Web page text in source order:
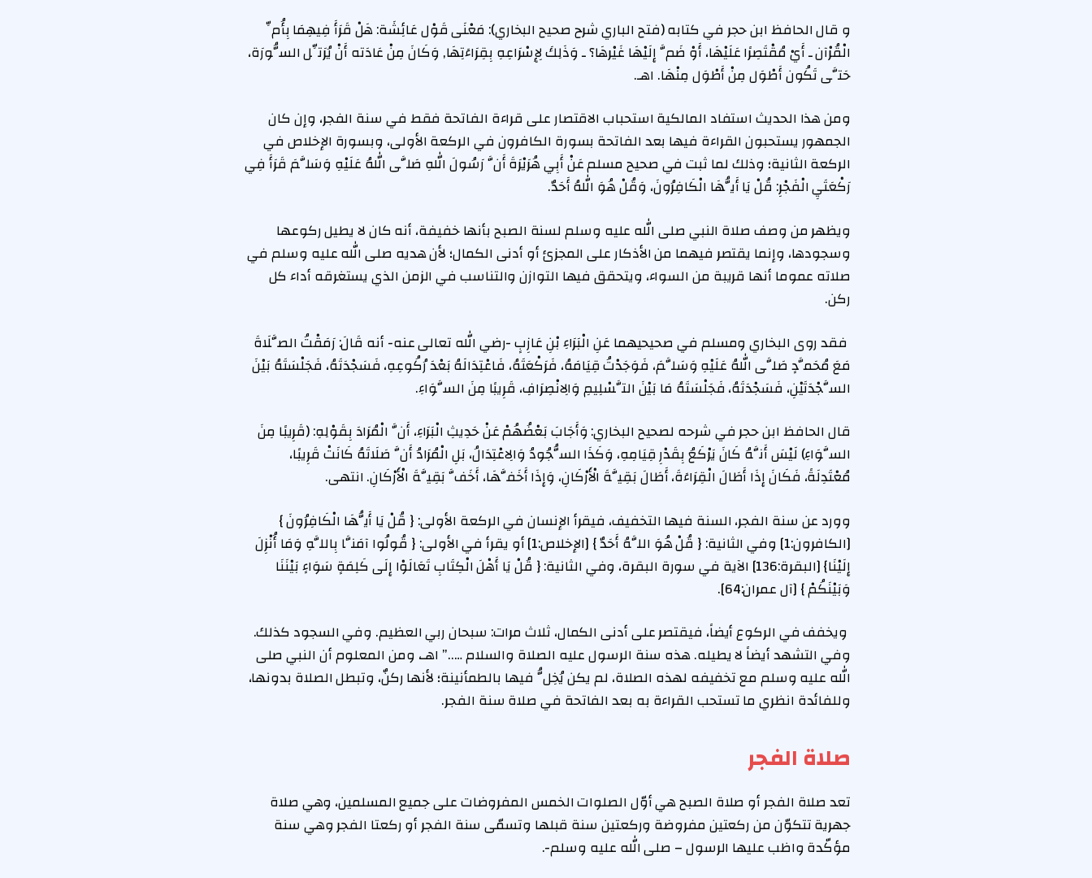
و قال الحافظ ابن حجر في كتابه (فتح الباري شرح صحيح البخاري): مَعْنَى قَوْل عَائِشَة: هَلْ قَرَأَ فِيهِمَا بِأُمِّ
الْقُرْآن ـ أَيْ مُقْتَصِرًا عَلَيْهَا، أَوْ ضَمَّ إِلَيْهَا غَيْرهَا؟ ـ وَذَلِكَ لِإِسْرَاعِهِ بِقِرَاءَتِهَا, وَكَانَ مِنْ عَادَته أَنْ يُرَتِّل السُّورَة،
حَتَّى تَكُون أَطْوَل مِنْ أَطْوَل مِنْهَا. اهـ.
ومن هذا الحديث استفاد المالكية استحباب الاقتصار على قراءة الفاتحة فقط في سنة الفجر، وإن كان
الجمهور يستحبون القراءة فيها بعد الفاتحة بسورة الكافرون في الركعة الأولى، وبسورة الإخلاص في
الركعة الثانية؛ وذلك لما ثبت في صحيح مسلم عَنْ أَبِي هُرَيْرَةَ أَنَّ رَسُولَ اللهِ صَلَّى اللهُ عَلَيْهِ وَسَلَّمَ قَرَأَ فِي
رَكْعَتَيِ الْفَجْرِ: قُلْ يَا أَيُّهَا الْكَافِرُونَ، وَقُلْ هُوَ اللهُ أَحَدٌ.
ويظهر من وصف صلاة النبي صلى الله عليه وسلم لسنة الصبح بأنها خفيفة، أنه كان لا يطيل ركوعها
وسجودها، وإنما يقتصر فيهما من الأذكار على المجزئ أو أدنى الكمال؛ لأن هديه صلى الله عليه وسلم في
صلاته عموما أنها قريبة من السواء، ويتحقق فيها التوازن والتناسب في الزمن الذي يستغرقه أداء كل
ركن.
فقد روى البخاري ومسلم في صحيحيهما عَنِ الْبَرَاءِ بْنِ عَازِبٍ -رضي الله تعالى عنه- أنه قَالَ: رَمَقْتُ الصَّلَاةَ
مَعَ مُحَمَّدٍ صَلَّى اللهُ عَلَيْهِ وَسَلَّمَ، فَوَجَدْتُ قِيَامَهُ، فَرَكْعَتَهُ، فَاعْتِدَالَهُ بَعْدَ رُكُوعِهِ، فَسَجْدَتَهُ، فَجَلْسَتَهُ بَيْنَ
السَّجْدَتَيْنِ، فَسَجْدَتَهُ، فَجَلْسَتَهُ مَا بَيْنَ التَّسْلِيمِ وَالِانْصِرَافِ، قَرِيبًا مِنَ السَّوَاءِ.
قال الحافظ ابن حجر في شرحه لصحيح البخاري: وَأَجَابَ بَعْضُهُمْ عَنْ حَدِيثِ الْبَرَاءِ، أَنَّ الْمُرَادَ بِقَوْلِهِ: (قَرِيبًا مِنَ
السَّوَاءِ) لَيْسَ أَنَّهُ كَانَ يَرْكَعُ بِقَدْرِ قِيَامِهِ، وَكَذَا السُّجُودُ وَالِاعْتِدَالُ، بَلِ الْمُرَادُ أَنَّ صَلَاتَهُ كَانَتْ قَرِيبًا،
مُعْتَدِلَةً، فَكَانَ إِذَا أَطَالَ الْقِرَاءَةَ، أَطَالَ بَقِيَّةَ الْأَرْكَانِ، وَإِذَا أَخَفَّهَا، أَخَفَّ بَقِيَّةَ الْأَرْكَانِ. انتهى.
وورد عن سنة الفجر، السنة فيها التخفيف، فيقرأ الإنسان في الركعة الأولى: { قُلْ يَا أَيُّهَا الْكَافِرُونَ }
[الكافرون:1] وفي الثانية: { قُلْ هُوَ اللَّهُ أَحَدٌ } [الإخلاص:1] أو يقرأ في الأولى: { قُولُوا آمَنَّا بِاللَّهِ وَمَا أُنْزِلَ
إِلَيْنَا} [البقرة:136] الآية في سورة البقرة، وفي الثانية: { قُلْ يَا أَهْلَ الْكِتَابِ تَعَالَوْا إِلَى كَلِمَةٍ سَوَاءٍ بَيْنَنَا
وَبَيْنَكُمْ } [آل عمران:64].
ويخفف في الركوع أيضاً، فيقتصر على أدنى الكمال، ثلاث مرات: سبحان ربي العظيم. وفي السجود كذلك.
وفي التشهد أيضاً لا يطيله. هذه سنة الرسول عليه الصلاة والسلام …..” اهـ، ومن المعلوم أن النبي صلى
الله عليه وسلم مع تخفيفه لهذه الصلاة، لم يكن يُخِلُّ فيها بالطمأنينة؛ لأنها ركنٌ، وتبطل الصلاة بدونها،
وللفائدة انظري ما تستحب القراءة به بعد الفاتحة في صلاة سنة الفجر.
صلاة الفجر
تعد صلاة الفجر أو صلاة الصبح هي أوّل الصلوات الخمس المفروضات على جميع المسلمين، وهي صلاة
جهرية تتكوّن من ركعتين مفروضة وركعتين سنة قبلها وتسمّى سنة الفجر أو ركعتا الفجر وهي سنة
مؤكّدة واظب عليها الرسول – صلى الله عليه وسلم-.